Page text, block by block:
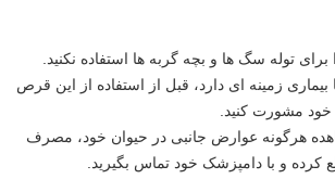
توله سگ ها و بچه گربه ها استفاده نکنید.
زمینه ای دارد، قبل از استفاده از این قرص
خود مشورت کنید.
هرگونه عوارض جانبی در حیوان خود، مصرف
و با دامپزشک خود تماس بگیرید.